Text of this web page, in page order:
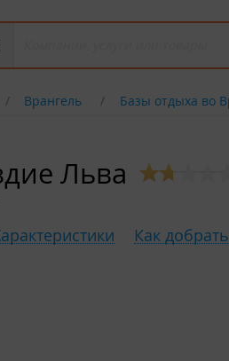
Врангель Базы отдыха во
Льва
Как